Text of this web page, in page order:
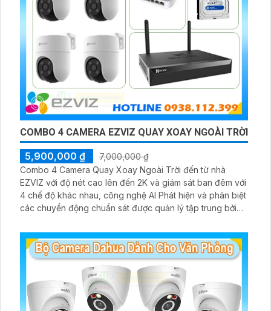
COMBO 4 CAMERA EZVIZ QUAY XOAY NGOÀI TRỜI
5,900,000 ₫
7,000,000 ₫
Combo 4 Camera Quay Xoay Ngoài Trời đến từ nhà
EZVIZ với độ nét cao lên đến 2K và giám sát ban đêm với
4 chế độ khác nhau, công nghệ AI Phát hiện và phân biệt
các chuyển động chuẩn sát được quản lý tập trung bởi